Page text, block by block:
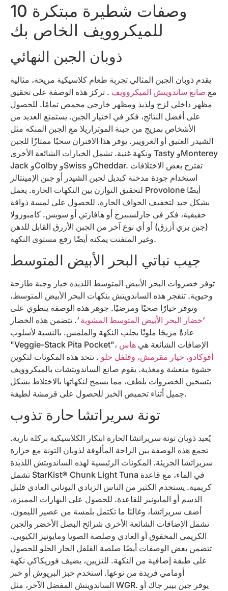
10 وصفات شطيرة مبتكرة
ذوبان الجبن النهائي
يقدم ذوبان الجبن المثالي تجربة طعام كلاسيكية مريحة، مثالية
مع صانع ساندويتش الميكروويف . تركز هذه الوصفة على تحقيق
مظهر داخلي لزج ولذيذ ومظهر خارجي محمص تمامًا. للحصول
على أفضل النتائج، فكر في اختيار الجبن. يستمتع العديد من
الأشخاص بمزيج من جبنة الموتزاريلا مع الجبن المنكه مثل
الشيدر العتيق أو الغرويير. يوفر هذا الاقتران سحبًا ممتازًا للجبن
ونكهة غنية. تشمل الخيارات الشائعة الأخرى Tasty وMonterey
Jack وColby وSwiss وCheddar. تقترح بعض الاختلافات
استخدام جودة مدخنة كبديل لجبن الشيدر أو جبن الإمينتالر
لتحقيق التوازن بين النكهات الحارة. يعمل Provolone أيضًا
بشكل جيد لتخفيف الحواف الحارة. للحصول على لمسة ذواقة
حقيقية، فكر في جارلسبيرج أو هافارتي أو سويس. كامبوزولا
(جبن بري أزرق) أو أي نوع آخر من الجبن الأزرق القابل للدهن
وغير المتفتت يمكنه أيضًا رفع مستوى النكهة.
جيب نباتي البحر الأبيض المتوسط
توفر خضروات البحر الأبيض المتوسط ​​اللذيذة خيار وجبة طازجة
وحيوية. تنفجر هذه الساندويتش بنكهات البحر الأبيض المتوسط،
وتوفر خيارًا صحيًا ومرضيًا. جوهر هذه الوصفة ينطوي على
‘خضار البحر الأبيض المتوسط ​​المشوية‘. تتضمن هذه الخضار
عادةً مزيجًا ملونًا يجلب النكهة والملمس. بالنسبة لأسلوب
"Veggie-Stack Pita Pocket"، الإضافات الشائعة هي هاس
أفوكادو، خيار مقرمش، وفلفل حلو . تتحد هذه المكونات لتكوين
حشوة منعشة ومغذية. يقوم صانع الساندويتشات بالميكروويف
بتسخين الخضروات بلطف، مما يسمح لنكهاتها بالاختلاط بشكل
جميل أثناء تحميص الخبز للحصول على قرمشة لطيفة.
تونة سريراتشا حارة تذوب
يُعيد ذوبان تونة سريراتشا الحارة ابتكار الكلاسيكية بركلة نارية.
تجمع هذه الوصفة بين الراحة المألوفة لذوبان التونة مع حرارة
سريراتشا الجريئة. المكونات الرئيسية لهذه الساندويتش اللذيذة
تشمل StarKist® Chunk Light Tuna في الماء، مع قاعدة
كريمية. يستخدم الكثير من الناس الزبادي اليوناني العادي قليل
الدسم أو المايونيز للقاعدة. للحصول على البهارات المميزة،
أضف سريراتشا، وغالبًا ما تكتمل بلمسة من عصير الليمون.
تشمل الإضافات الشائعة الأخرى شرائح البصل الأخضر والجبن
الكريمي المخفوق أو العادي وصلصة الصويا ومايونيز الكيوبي.
تتضمن بعض الوصفات أيضًا صلصة الفلفل الحار الحلو للحصول
على طبقة إضافية من النكهة. للتزيين، يضيف فوريكاكي نكهة
أومامي فريدة من نوعها. استخدم خبز البريوش أو خبز
الساندويتش المفضل الآخر، مثل WGR. يوفر جبن بيبر جاك أو